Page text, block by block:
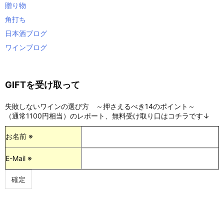
贈り物
角打ち
日本酒ブログ
ワインブログ
GIFTを受け取って
失敗しないワインの選び方 ～押さえるべき14のポイント～
（通常1100円相当）のレポート、無料受け取り口はコチラです↓
お名前 ※
E-Mail ※